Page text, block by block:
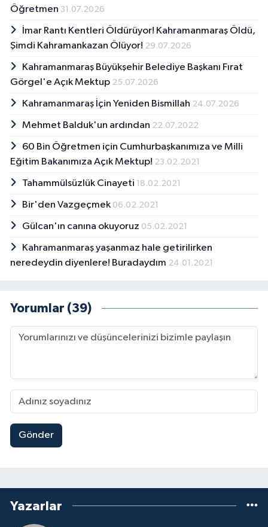
Öğretmen 31.07.2026
İmar Rantı Kentleri Öldürüyor! Kahramanmaraş Öldü,
Şimdi Kahramankazan Ölüyor! 29.07.2026
Kahramanmaraş Büyükşehir Belediye Başkanı Fırat
Görgel'e Açık Mektup 25.07.2026
Kahramanmaraş İçin Yeniden Bismillah 24.07.2026
Mehmet Balduk'un ardından 22.07.2022
60 Bin Öğretmen için Cumhurbaşkanımıza ve Milli
Eğitim Bakanımıza Açık Mektup! 23.02.2021
Tahammülsüzlük Cinayeti 18.02.2021
Bir'den Vazgeçmek 06.02.2021
Gülcan'ın canına okuyoruz 05.02.2021
Kahramanmaraş yaşanmaz hale getirilirken
neredeydin diyenlere! Buradaydım 24.01.2021
Yorumlar (39)
Gönder
Yazarlar